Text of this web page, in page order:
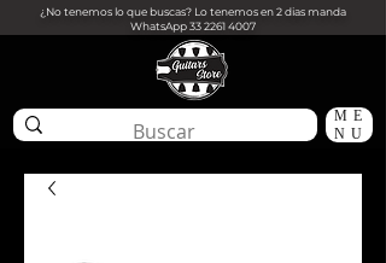
¿No tenemos lo que buscas? Lo tenemos en 2 dias manda
WhatsApp33 2261 4007
ME
NU